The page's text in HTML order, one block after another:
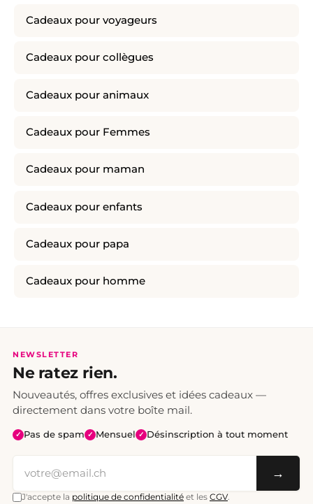
Cadeaux pour voyageurs
Cadeaux pour collègues
Cadeaux pour animaux
Cadeaux pour Femmes
Cadeaux pour maman
Cadeaux pour enfants
Cadeaux pour papa
Cadeaux pour homme
NEWSLETTER
Ne ratez rien.
Nouveautés, offres exclusives et idées cadeaux —
directement dans votre boîte mail.
✓ Pas de spam ✓ Mensuel ✓ Désinscription à tout moment
→
J'accepte la politique de confidentialité et les CGV.